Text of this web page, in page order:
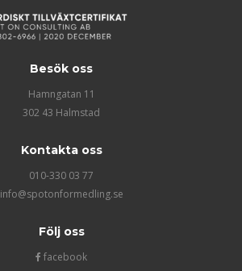
Besök oss
Hamngatan 11
302 43 Halmstad
Kontakta oss
010-330 03 77
info@spotonformedling.se
Följ oss
facebook